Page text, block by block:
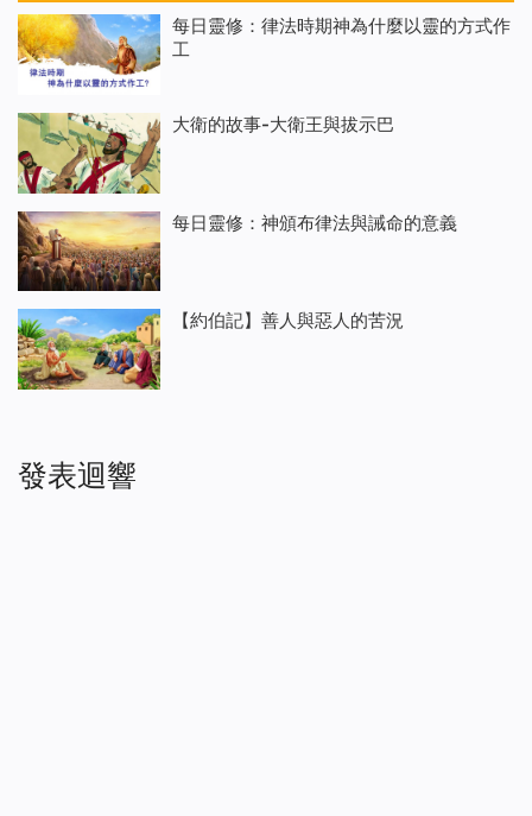
每日靈修：律法時期神為什麼以靈的方式作
工
大衛的故事-大衛王與拔示巴
每日靈修：神頒布律法與誡命的意義
【約伯記】善人與惡人的苦況
發表迴響